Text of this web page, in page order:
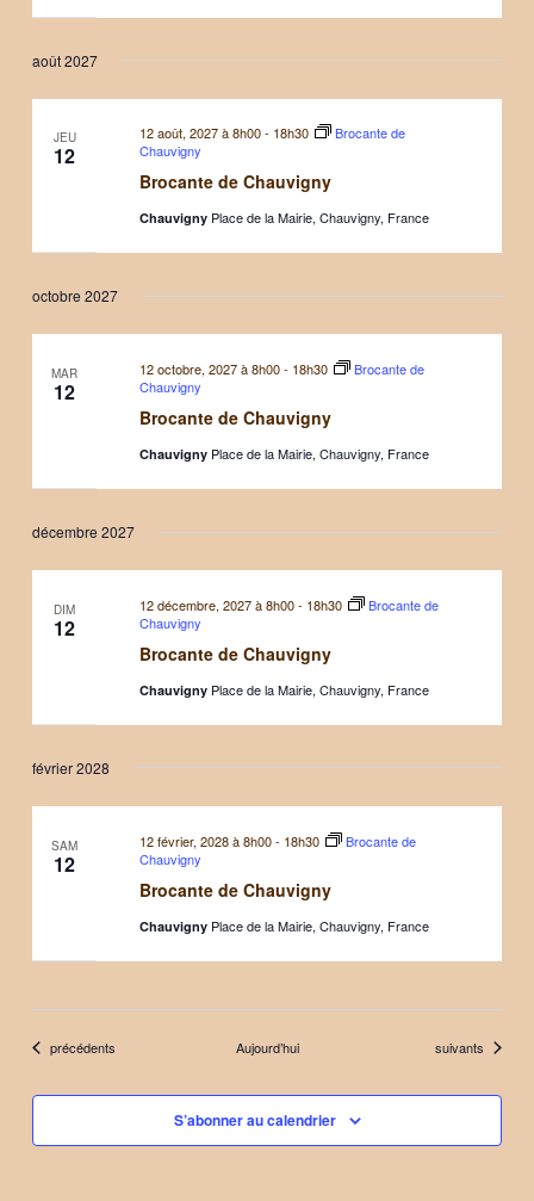
août 2027
JEU
12
Brocante de Chauvigny
12 août, 2027 à 8h00- 18h30
Brocante de
Chauvigny
Chauvigny Place de la Mairie, Chauvigny, France
octobre 2027
MAR
12
Brocante de Chauvigny
12 octobre, 2027 à 8h00- 18h30
Brocante de
Chauvigny
Chauvigny Place de la Mairie, Chauvigny, France
décembre 2027
DIM
12
Brocante de Chauvigny
12 décembre, 2027 à 8h00- 18h30
Brocante de
Chauvigny
Chauvigny Place de la Mairie, Chauvigny, France
février 2028
SAM
12
Brocante de Chauvigny
12 février, 2028 à 8h00- 18h30
Brocante de
Chauvigny
Chauvigny Place de la Mairie, Chauvigny, France
Évènements
précédents Aujourd’hui Évènements
suivants
S’abonner au calendrier